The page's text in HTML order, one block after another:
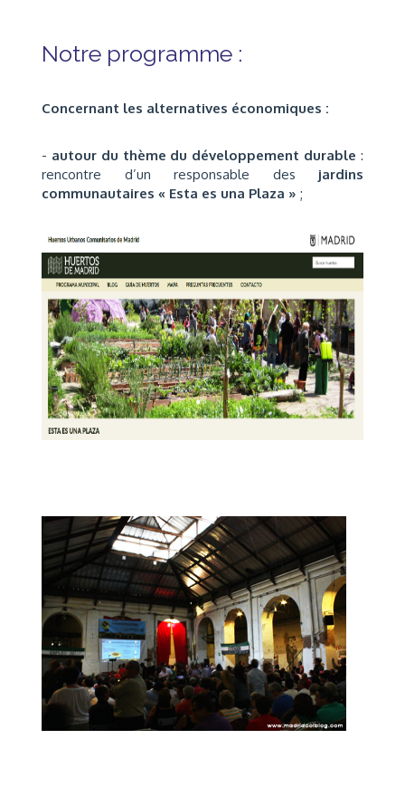
Notre programme :
Concernant les alternatives économiques :
- autour du thème du développement durable :
rencontre d’un responsable des jardins
communautaires « Esta es una Plaza » ;